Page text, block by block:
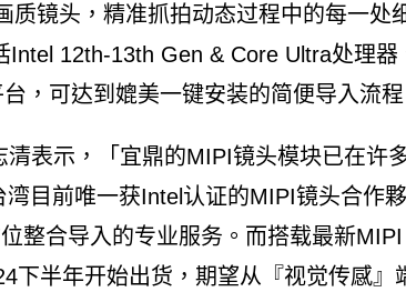
镜头，精准抓拍动态过程中的每一处
12th-13th Gen & Core Ultra处理器
，可达到媲美一键安装的简便导入流程
表示，「宜鼎的MIPI镜头模块已在许
目前唯一获Intel认证的MIPI镜头合作夥
整合导入的专业服务。而搭载最新
下半年开始出货，期望从『视觉传感』